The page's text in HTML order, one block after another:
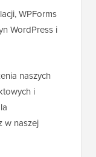
WPForms
WordPress i
naszych
i
w naszej